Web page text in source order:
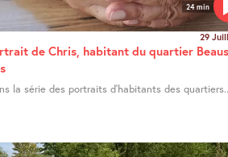
24 min
29
de Chris, habitant du quartier
la série des portraits d’habitants des